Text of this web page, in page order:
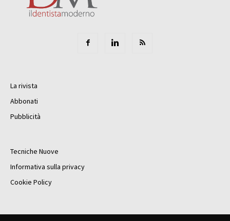
La rivista
Abbonati
Pubblicità
Tecniche Nuove
Informativa sulla privacy
Cookie Policy